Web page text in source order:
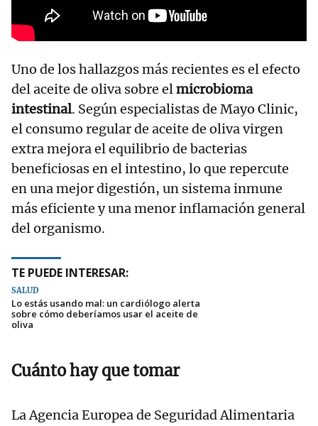
Uno de los hallazgos más recientes es el efecto
del aceite de oliva sobre elmicrobioma
intestinal. Según especialistas de Mayo Clinic,
el consumo regular de aceite de oliva virgen
extra mejora el equilibrio de bacterias
beneficiosas en el intestino, lo que repercute
en una mejor digestión, un sistema inmune
más eficiente y una menor inflamación general
del organismo.
TE PUEDE INTERESAR:
SALUD
Lo estás usando mal: un cardiólogo alerta
sobre cómo deberíamos usar el aceite de
oliva
Cuánto hay que tomar
La Agencia Europea de Seguridad Alimentaria